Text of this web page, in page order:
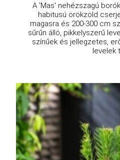
A 'Mas' nehézszagú
habitusú örökzöld
magasra és 200-300 cm
sűrűn álló, pikkelyszerű
színűek és jellegzetes,
levelek